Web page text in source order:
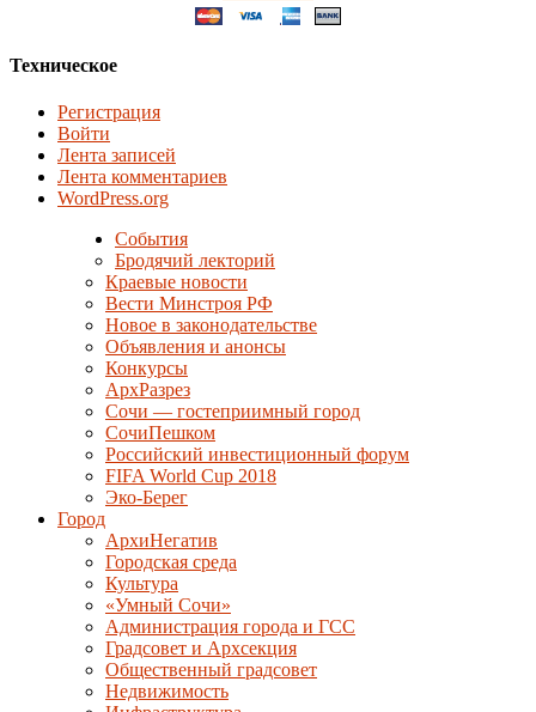
Техническое
Регистрация
Войти
Лента записей
Лента комментариев
WordPress.org
События
Бродячий лекторий
Краевые новости
Вести Минстроя РФ
Новое в законодательстве
Объявления и анонсы
Конкурсы
АрхРазрез
Сочи — гостеприимный город
СочиПешком
Российский инвестиционный форум
FIFA World Cup 2018
Эко-Берег
Город
АрхиНегатив
Городская среда
Культура
«Умный Сочи»
Администрация города и ГСС
Градсовет и Архсекция
Общественный градсовет
Недвижимость